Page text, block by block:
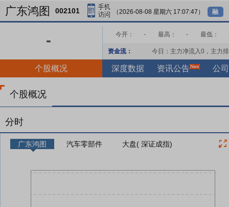
广东鸿图 002101 （2026-08-08 星期六 17:07:47） 融
- 今开： - 最高： - 最低：
资金流： 今日：主力净流入0 ，主力
个股概况 深度数据 资讯公告 公
个股概况
分时
广东鸿图 汽车零部件 大盘( 深证成指)